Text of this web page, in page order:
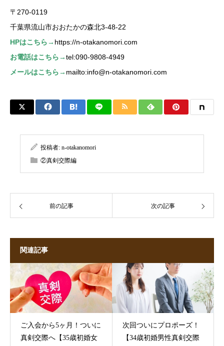
〒270-0119
千葉県流山市おおたかの森北3-48-22
HPはこちら→ https://n-otakanomori.com
お電話はこちら→tel:090-9808-4949
メールはこちら→ mailto:info@n-otakanomori.com
投稿者: n-otakanomori
②真剣交際編
前の記事 次の記事
関連記事
ご入会から5ヶ月！ついに
真剣交際へ【35歳初婚女
次回ついにプロポーズ！
【34歳初婚男性真剣交際